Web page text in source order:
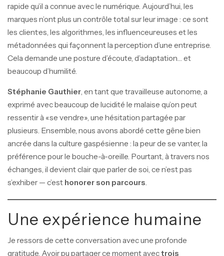
rapide qu’il a connue avec le numérique. Aujourd’hui, les
marques n’ont plus un contrôle total sur leur image : ce sont
les client·es, les algorithmes, les influenceur·euses et les
métadonnées qui façonnent la perception d’une entreprise.
Cela demande une posture d’écoute, d’adaptation… et
beaucoup d’humilité.
Stéphanie Gauthier, en tant que travailleuse autonome, a
exprimé avec beaucoup de lucidité le malaise qu’on peut
ressentir à «se vendre», une hésitation partagée par
plusieurs. Ensemble, nous avons abordé cette gêne bien
ancrée dans la culture gaspésienne : la peur de se vanter, la
préférence pour le bouche-à-oreille. Pourtant, à travers nos
échanges, il devient clair que parler de soi, ce n’est pas
s’exhiber — c’est honorer son parcours.
Une expérience humaine
Je ressors de cette conversation avec une profonde
gratitude. Avoir pu partager ce moment avectrois